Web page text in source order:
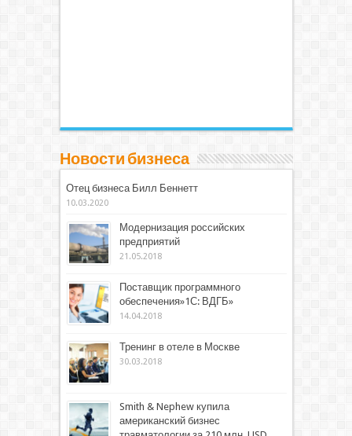
Новости бизнеса
Отец бизнеса Билл Беннетт
10.03.2020
Модернизация российских
предприятий
21.05.2018
Поставщик программного
обеспечения»1С: ВДГБ»
14.04.2018
Тренинг в отеле в Москве
30.03.2018
Smith & Nephew купила
американский бизнес